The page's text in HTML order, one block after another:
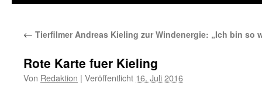
← Tierfilmer Andreas Kieling zur Windenergie: „Ich bin so
Rote Karte fuer Kieling
Von Redaktion | Veröffentlicht 16. Juli 2016